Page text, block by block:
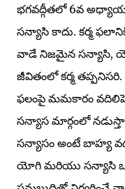
భగవద్గీతలో 6వ అధ్యాయం
సన్యాసి కాదు. కర్మ ఫలానికి
వాడే నిజమైన సన్యాసి,
జీవితంలో కర్మ
ఫలంపై మమకారం
సన్యాస మార్గంలో
సన్యాసం అంటే బాహ్య
యోగి మరియు సన్యాసి